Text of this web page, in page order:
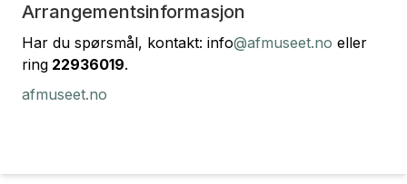
Arrangementsinformasjon
Har du spørsmål, kontakt: info@afmuseet.no eller
ring 22936019.
afmuseet.no